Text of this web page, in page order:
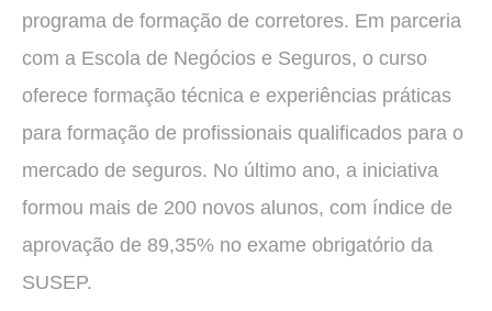
programa de formação de corretores. Em parceria
com a Escola de Negócios e Seguros, o curso
oferece formação técnica e experiências práticas
para formação de profissionais qualificados para o
mercado de seguros. No último ano, a iniciativa
formou mais de 200 novos alunos, com índice de
aprovação de 89,35% no exame obrigatório da
SUSEP.